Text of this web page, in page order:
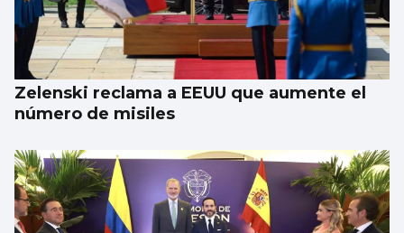
Zelenski reclama a EEUU que aumente el
número de misiles